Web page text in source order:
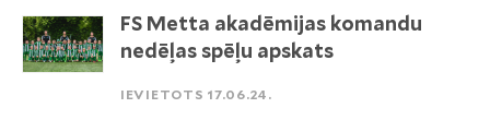
FS Metta akadēmijas komandu
nedēļas spēļu apskats
IEVIETOTS 17.06.24.